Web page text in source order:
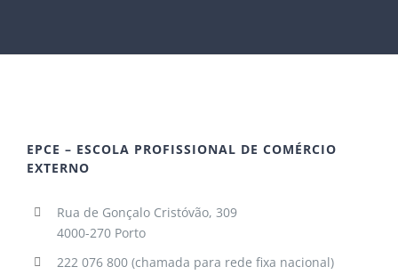
EPCE – ESCOLA PROFISSIONAL DE COMÉRCIO
EXTERNO
Rua de Gonçalo Cristóvão, 309
4000-270 Porto
222 076 800 (chamada para rede fixa nacional)